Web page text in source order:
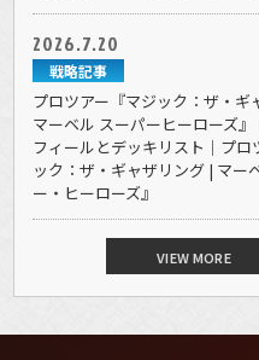
2026.7.20
戦略記事
プロツアー『マジック：ザ・ギ
マーベル スーパーヒーローズ
フィールとデッキリスト｜プロ
ック：ザ・ギャザリング | マー
ー・ヒーローズ』
VIEW MORE